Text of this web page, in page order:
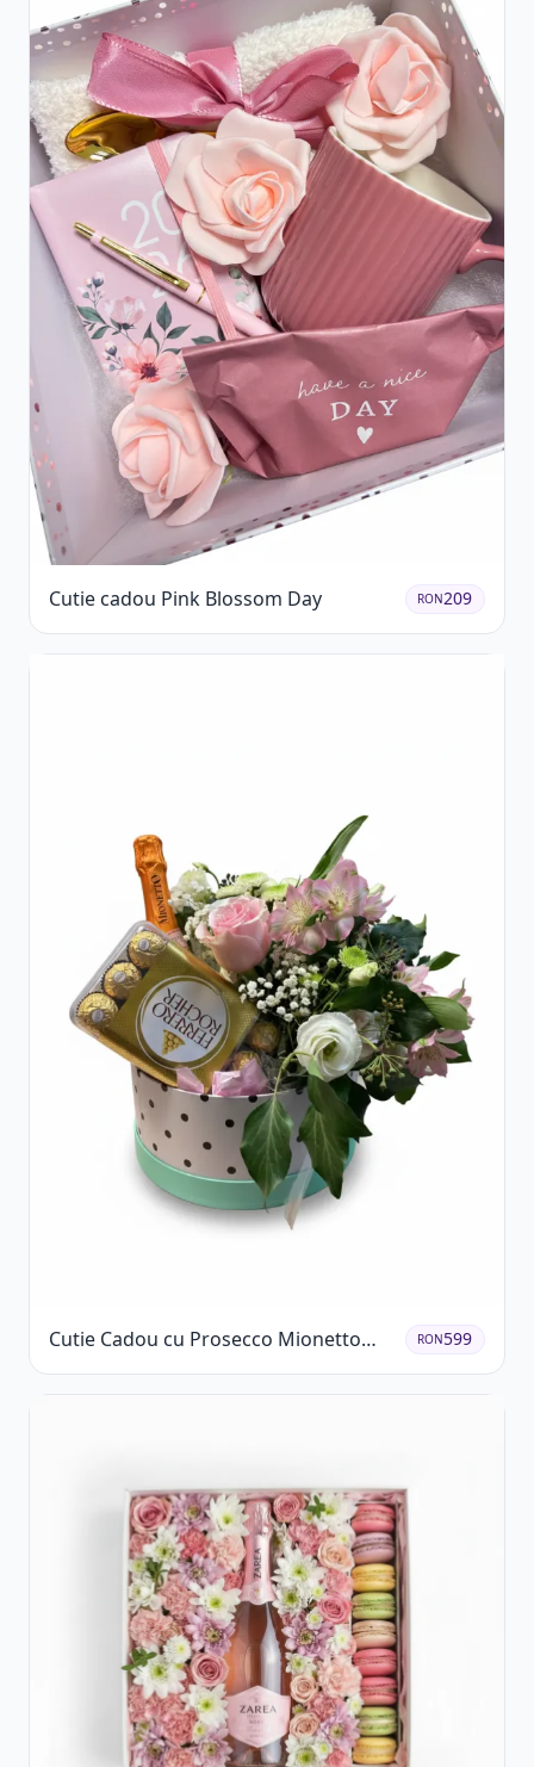
Cutie cadou Pink Blossom Day RON209
Cutie Cadou cu Prosecco Mionetto
Ferrero Rocher și Flori Pastelate
RON599